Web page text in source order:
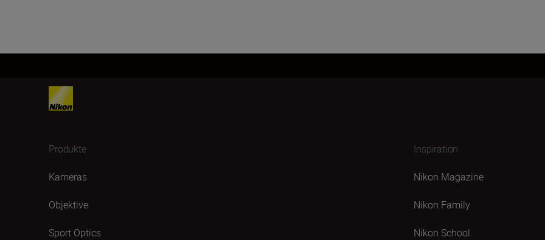
Produkte
Kameras
Objektive
Sport Optics
Inspiration
Nikon Magazine
Nikon Family
Nikon School